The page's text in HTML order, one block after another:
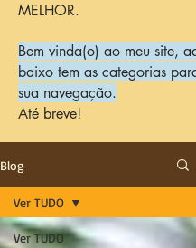
MELHOR.
Bem vinda(o) ao meu site,
baixo tem as categorias
sua navegação.
Até breve!
Blog
Ver TUDO
Ver TUDO